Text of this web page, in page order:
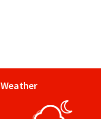
Weather